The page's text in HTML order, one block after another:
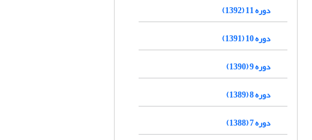
دوره 11 (1392)
دوره 10 (1391)
دوره 9 (1390)
دوره 8 (1389)
دوره 7 (1388)